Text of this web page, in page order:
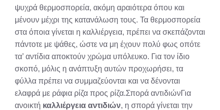
ψυχρά θερμοσπορεία, ακόμη αραιότερα όπου και
μένουν μέχρι της κατανάλωση τους. Τα θερμοσπορεία
στα όποια γίνεται η καλλιέργεια, πρέπει να σκεπάζονται
πάντοτε με ψάθες, ώστε να μη έχουν πολύ φως οπότε
τα’ αντίδια αποκτούν χρώμα υπόλευκο. Για τον ίδιο
σκοπό, μόλις η ανάπτυξη αυτών προχωρήσει, τα
φύλλα πρέπει να συμμαζεύονται και να δένονται
ελαφρά με ράφια ρίζα προς ρίζα.Σπορά αντιδιώνΓια
ανοικτή καλλιέργεια αντιδιών, η σπορά γίνεται την